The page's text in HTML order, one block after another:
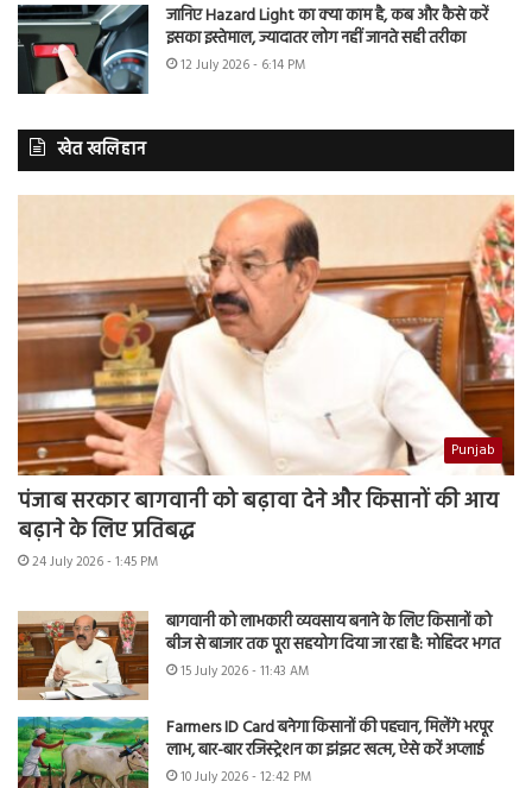
जानिए Hazard Light का क्या काम है, कब और कैसे करें
इसका इस्तेमाल, ज्यादातर लोग नहीं जानते सही तरीका
12 July 2026 - 6:14 PM
खेत खलिहान
Punjab
पंजाब सरकार बागवानी को बढ़ावा देने और किसानों की आय
बढ़ाने के लिए प्रतिबद्ध
24 July 2026 - 1:45 PM
बागवानी को लाभकारी व्यवसाय बनाने के लिए किसानों को
बीज से बाजार तक पूरा सहयोग दिया जा रहा है: मोहिंदर भगत
15 July 2026 - 11:43 AM
Farmers ID Card बनेगा किसानों की पहचान, मिलेंगे भरपूर
लाभ, बार-बार रजिस्ट्रेशन का झंझट खत्म, ऐसे करें अप्लाई
10 July 2026 - 12:42 PM